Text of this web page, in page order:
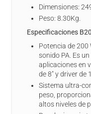
Dimensiones:
Peso: 8.30Kg.
Especificaciones
Potencia de
sonido PA. Es
aplicaciones en
de 8" y driver de
Sistema ultra-
peso,
altos niveles de